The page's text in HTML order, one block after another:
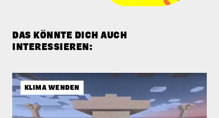
DAS KÖNNTE DICH AUCH
INTERESSIEREN:
KLIMA WENDEN